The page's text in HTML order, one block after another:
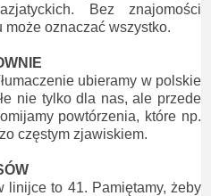
Bez znajomości
może oznaczać wszystko.
ubieramy w polskie
nie tylko dla nas, ale przede
powtórzenia, które np.
częstym zjawiskiem.
linijce to 41. Pamiętamy, żeby